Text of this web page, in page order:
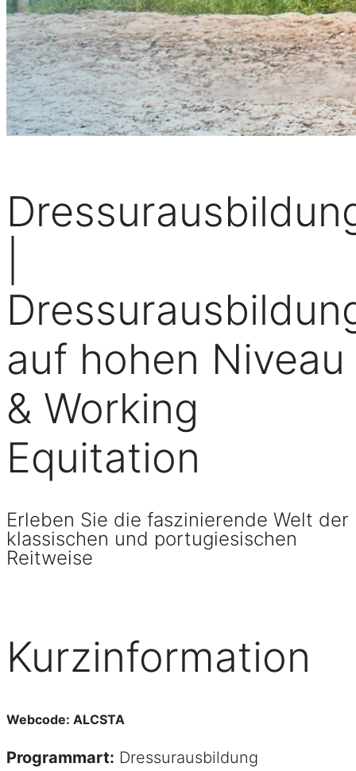
auf hohen Niveau
& Working
Equitation
Erleben Sie die faszinierende Welt der
klassischen und portugiesischen
Reitweise
Kurzinformation
Webcode: ALCSTA
Programmart: Dressurausbildung